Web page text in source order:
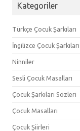
Kategoriler
Türkçe Çocuk Şarkıları
İngilizce Çocuk Şarkıları
Ninniler
Sesli Çocuk Masalları
Çocuk Şarkıları Sözleri
Çocuk Masalları
Çocuk Şiirleri